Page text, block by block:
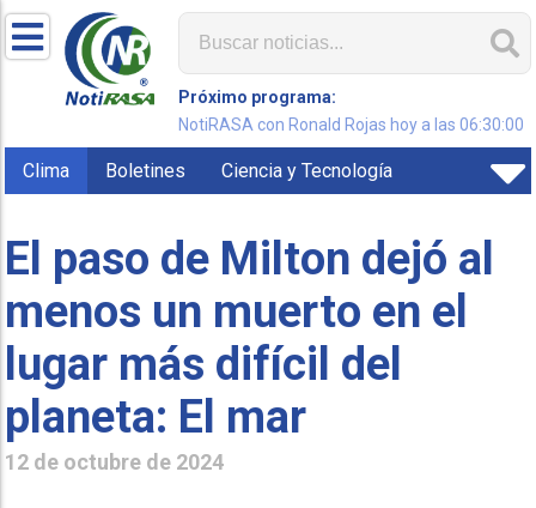
Próximo programa:
NotiRASA con Ronald Rojas hoy a las 06:30:00
Clima Boletines Ciencia y Tecnología
El paso de Milton dejó al
menos un muerto en el
lugar más difícil del
planeta: El mar
12 de octubre de 2024